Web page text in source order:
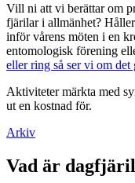
Vill ni att vi berättar om
fjärilar i allmänhet?
inför vårens möten i en
entomologisk förening
eller ring så ser vi om det
Aktiviteter märkta med
ut en kostnad för.
Arkiv
Vad är